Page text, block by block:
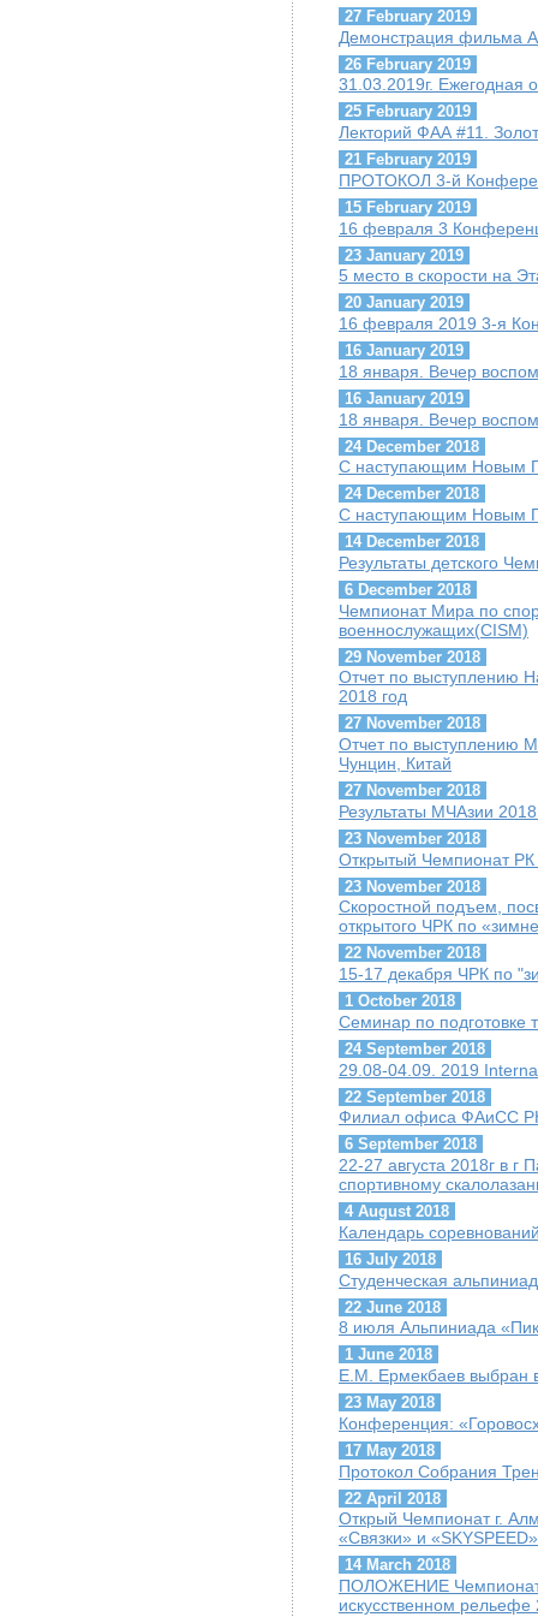
27 February 2019
Демонстрация фильма
26 February 2019
31.03.2019г.
25 February 2019
Лекторий ФАА #11.
21 February 2019
ПРОТОКОЛ 3-й
15 February 2019
16 февраля 3
23 January 2019
5 место в скорости на
20 January 2019
16 февраля 2019 3-я
16 January 2019
18 января. Вечер
16 January 2019
18 января. Вечер
24 December 2018
С наступающим Новым
24 December 2018
С наступающим Новым
14 December 2018
Результаты детского
6 December 2018
Чемпионат Мира по
военнослужащих(CISM)
29 November 2018
Отчет по выступлению
2018 год
27 November 2018
Отчет по выступлению
Чунцин, Китай
27 November 2018
Результаты МЧАзии
23 November 2018
Открытый Чемпионат РК
23 November 2018
Скоростной подъем,
открытого ЧРК по
22 November 2018
15-17 декабря ЧРК по
1 October 2018
Семинар по подготовке
24 September 2018
29.08-04.09. 2019
22 September 2018
Филиал офиса ФАиСС
6 September 2018
22-27 августа 2018г в
спортивному
4 August 2018
Календарь
16 July 2018
Студенческая
22 June 2018
8 июля Альпиниада
1 June 2018
Е.М. Ермекбаев выбран
23 May 2018
Конференция:
17 May 2018
Протокол Собрания
22 April 2018
Открый Чемпионат г.
«Связки» и «SKYSPEED»
14 March 2018
ПОЛОЖЕНИЕ
искусственном рельефе